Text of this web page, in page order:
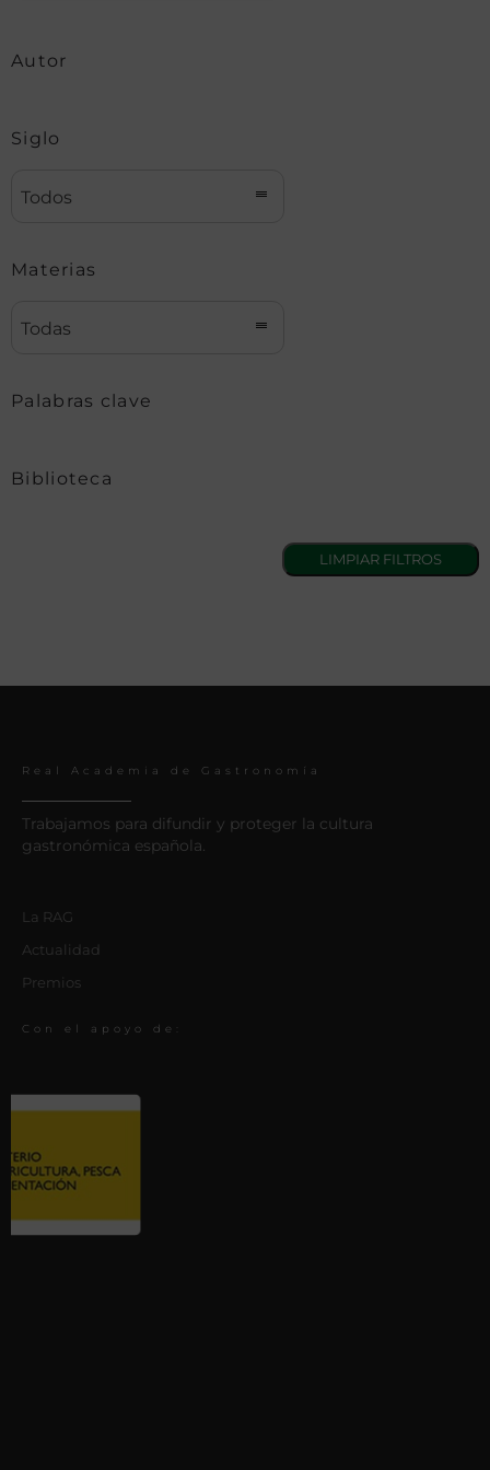
Autor
Siglo
Todos
Materias
Todas
Palabras clave
Biblioteca
Real Academia de Gastronomía
Trabajamos para difundir y proteger la cultura
gastronómica española.
La RAG
Actualidad
Premios
Con el apoyo de: